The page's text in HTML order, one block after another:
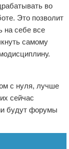
во
Это позволит
на себе все
самому
с нуля, лучше
сейчас
будут форумы